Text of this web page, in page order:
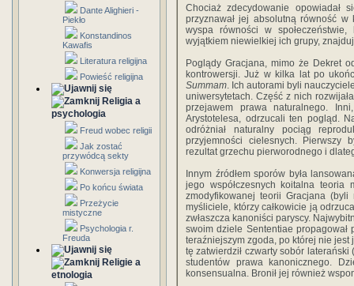
Dante Alighieri -
Piekło
Konstandinos
Kawafis
Literatura religijna
Powieść religijna
Religia a
psychologia
Freud wobec religii
Jak zostać
przywódcą sekty
Konwersja religijna
Po końcu świata
Przeżycie
mistyczne
Psychologia r.
Freuda
Religie a
etnologia
Chociaż zdecydowanie opowiadał
przyznawał jej absolutną równość
wyspa równości w
wyjątkiem niewielkiej ich grupy,
Poglądy Gracjana, mimo że Dekret
kontrowersji. Już w kilka lat po
Summam. Ich autorami byli
uniwersytetach. Część z nich
przejawem prawa naturalnego.
Arystotelesa, odrzucali ten pogląd.
odróżniał naturalny pociąg
przyjemności cielesnych. Pierwszy
rezultat grzechu pierworodnego i
Innym źródłem sporów była
jego współczesnych koitalna teoria
zmodyfikowanej teorii Gracjana
myśliciele, którzy całkowicie ją
zwłaszcza kanoniści paryscy.
swoim dziele Sententiae
teraźniejszym zgoda, po której nie jest
tę zatwierdził czwarty sobór
studentów prawa kanonicznego.
konsensualna. Bronił jej również